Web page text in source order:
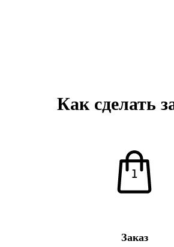
Как сделать
Заказ